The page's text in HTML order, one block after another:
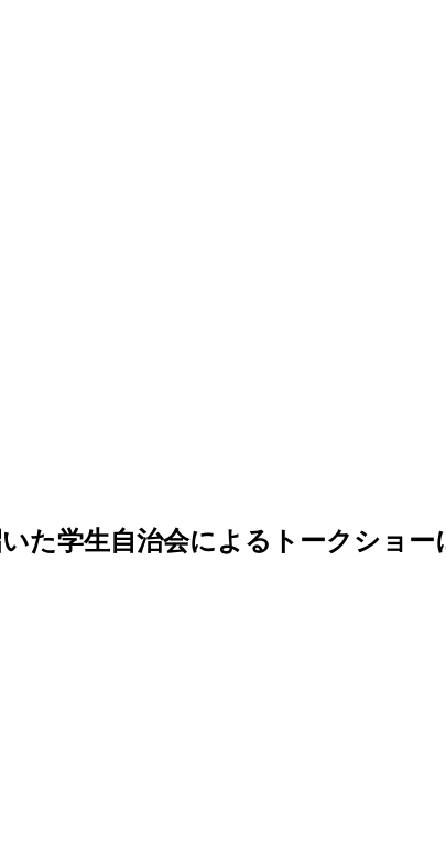
た学生自治会によるトークショー